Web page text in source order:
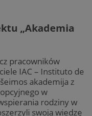
„Akademia
pracowników
IAC – Instituto de
akademija z
w
rodziny w
swoją wiedzę